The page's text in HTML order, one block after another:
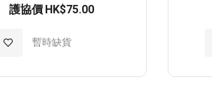
護協價 HK$75.00
暫時缺貨
加